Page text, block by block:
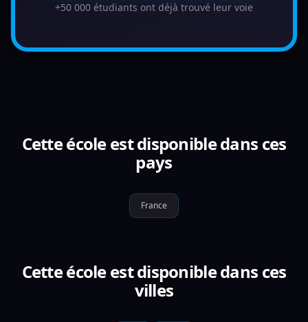
+50 000 étudiants ont déjà trouvé leur voie
Cette école est disponible dans ces
pays
France
Cette école est disponible dans ces
villes